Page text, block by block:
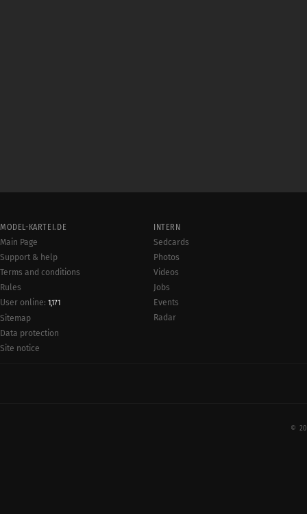
MODEL-KARTEI.DE
Main Page
Support & help
Terms and conditions
Rules
User online: 1,171
Sitemap
Data protection
Site notice
INTERN
Sedcards
Photos
Videos
Jobs
Events
Radar
©